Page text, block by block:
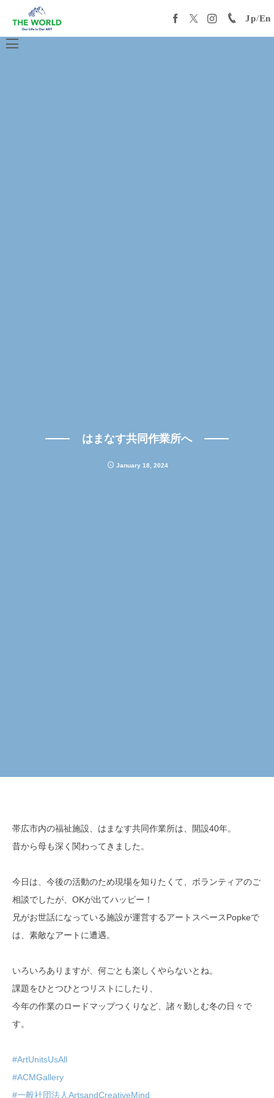
Jp/En
はまなす共同作業所へ
January 18 2024
帯広市内の福祉施設、はまなす共同作業所は、開設40年。
昔から母も深く関わってきました。
今日は、今後の活動のため現場を知りたくて、ボランティアのご
相談でしたが、OKが出てハッピー！
兄がお世話になっている施設が運営するアートスペースPopkeで
は、素敵なアートに遭遇。
いろいろありますが、何ごとも楽しくやらないとね。
課題をひとつひとつリストにしたり、
今年の作業のロードマップつくりなど、諸々勤しむ冬の日々で
す。
#ArtUnitsUsAll
#ACMGallery
#一般社団法人ArtsandCreativeMind